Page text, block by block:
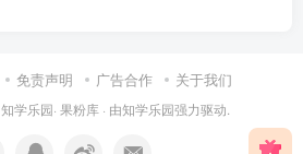
免责声明 广告合作 关于我们
知学乐园· 果粉库 · 由知学乐园强力驱动.